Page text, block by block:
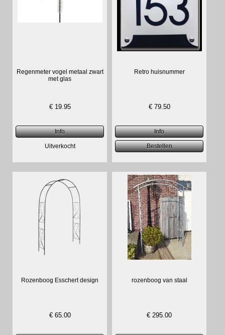
Regenmeter vogel metaal zwart
met glas
€ 19.95
Retro huisnummer
€ 79.50
Rozenboog Esschert design
€ 65.00
rozenboog van staal
€ 295.00